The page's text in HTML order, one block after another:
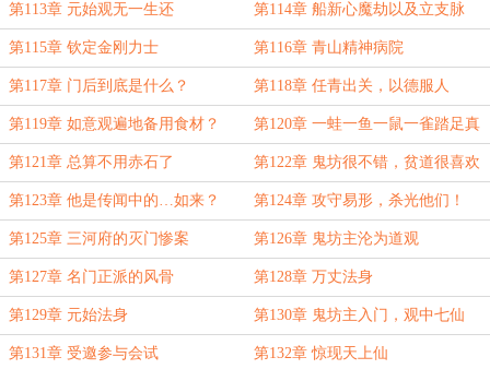
第113章 元始观无一生还 第114章 船新心魔劫以及立支脉
第115章 钦定金刚力士 第116章 青山精神病院
第117章 门后到底是什么？ 第118章 任青出关，以德服人
第119章 如意观遍地备用食材？ 第120章 一蛙一鱼一鼠一雀踏足真
仙
第121章 总算不用赤石了 第122章 鬼坊很不错，贫道很喜欢
第123章 他是传闻中的…如来？ 第124章 攻守易形，杀光他们！
第125章 三河府的灭门惨案 第126章 鬼坊主沦为道观
第127章 名门正派的风骨 第128章 万丈法身
第129章 元始法身 第130章 鬼坊主入门，观中七仙
第131章 受邀参与会试 第132章 惊现天上仙